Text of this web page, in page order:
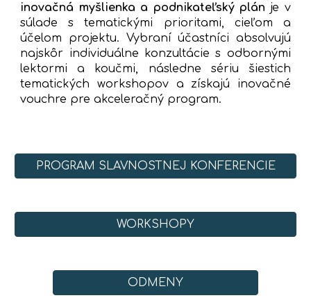
inovačná myšlienka a podnikateľský plán je v
súlade s tematickými prioritami, cieľom a
účelom projektu. Vybraní účastníci absolvujú
najskôr individuálne konzultácie s odbornými
lektormi a koučmi, následne sériu šiestich
tematických workshopov a získajú inovačné
vouchre pre akceleračný program.
PROGRAM SLÁVNOSTNEJ KONFERENCIE
WORKSHOPY
ODMENY